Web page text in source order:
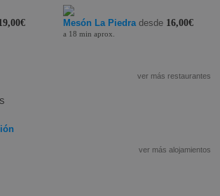
Mesón La Piedradesde 16,00€
a 18 min aprox.
ver más restaurantes
ver más alojamientos